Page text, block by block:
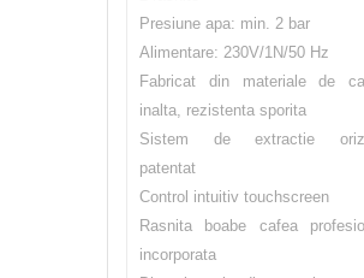
Presiune apa: min. 2 bar
Alimentare: 230V/1N/50 Hz
Fabricat din materiale de
inalta, rezistenta sporita
Sistem de extractie
patentat
Control intuitiv touchscreen
Rasnita boabe cafea
incorporata